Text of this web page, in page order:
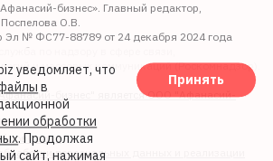
бизнес». Главный редактор,
О.В.
Эл № ФС77-88789 от 24 декабря 2024 года
по надзору в сфере связи,
и массовых коммуникаций (Роскомнадзор).
бизнес" является ООО "Афанасий-
cookie
персональных данных и реализации
уведомляет, что
в
обработки
. Продолжая
сайт, нажимая
Принять